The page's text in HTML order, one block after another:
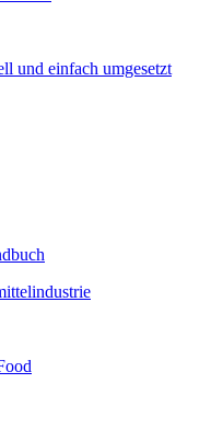
und einfach umgesetzt